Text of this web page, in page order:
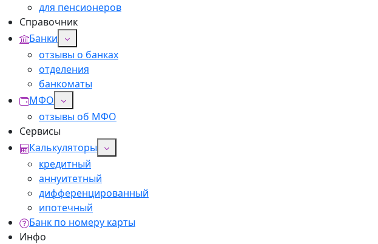
для пенсионеров
Справочник
Банки
отзывы о банках
отделения
банкоматы
МФО
отзывы об МФО
Сервисы
Калькуляторы
кредитный
аннуитетный
дифференцированный
ипотечный
Банк по номеру карты
Инфо